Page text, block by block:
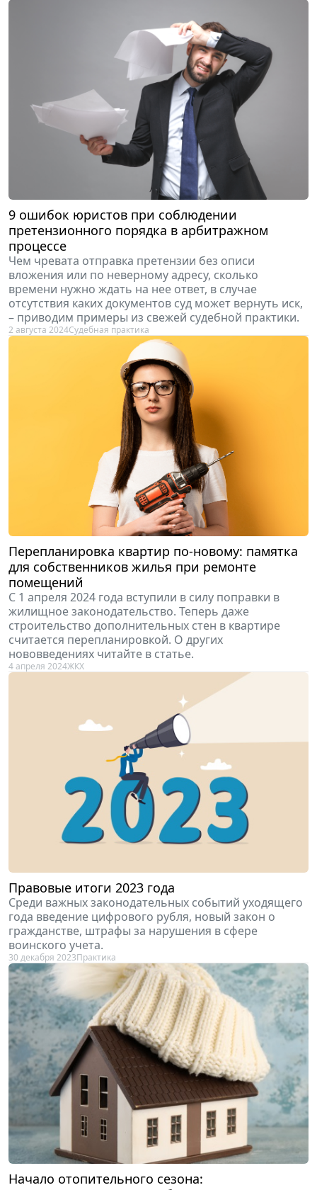
9 ошибок юристов при соблюдении
претензионного порядка в арбитражном
процессе
Чем чревата отправка претензии без описи
вложения или по неверному адресу, сколько
времени нужно ждать на нее ответ, в случае
отсутствия каких документов суд может вернуть иск,
– приводим примеры из свежей судебной практики.
2 августа 2024Судебная практика
Перепланировка квартир по-новому: памятка
для собственников жилья при ремонте
помещений
С 1 апреля 2024 года вступили в силу поправки в
жилищное законодательство. Теперь даже
строительство дополнительных стен в квартире
считается перепланировкой. О других
нововведениях читайте в статье.
4 апреля 2024ЖКХ
Правовые итоги 2023 года
Среди важных законодательных событий уходящего
года введение цифрового рубля, новый закон о
гражданстве, штрафы за нарушения в сфере
воинского учета.
30 декабря 2023Практика
Начало отопительного сезона: